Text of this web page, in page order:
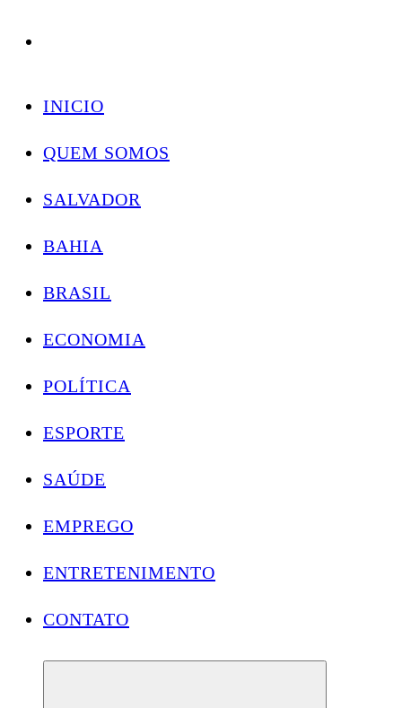
Skip
INICIO
QUEM SOMOS
SALVADOR
BAHIA
BRASIL
ECONOMIA
POLÍTICA
ESPORTE
SAÚDE
EMPREGO
ENTRETENIMENTO
CONTATO